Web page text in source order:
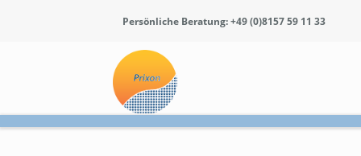
Persönliche Beratung: +49 (0)8157 59 11 33